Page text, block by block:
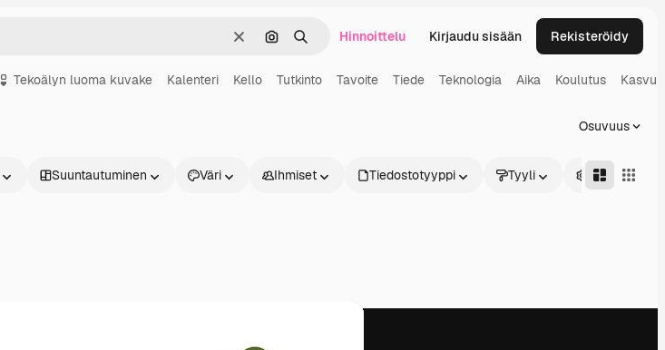
SelkeäHae kuvan perusteella
Haku Hinnoittelu Kirjaudu sisään Rekisteröidy
Tekoälyn luoma kuvake Kalenteri Kello Tutkinto Tavoite Tiede Teknologia Aika Koulutus Kasvu
Osuvuus
Suuntautuminen Väri Ihmiset Tiedostotyyppi Tyyli Edistynyt